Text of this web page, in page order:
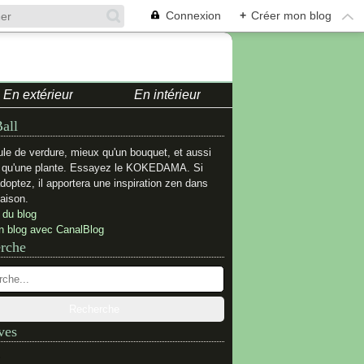
Connexion + Créer mon blog
En extérieur En intérieur
de verdure, mieux qu'un bouquet, et aussi
qu'une plante. Essayez le KOKEDAMA. Si
il apportera une inspiration zen dans
blog
blog avec CanalBlog